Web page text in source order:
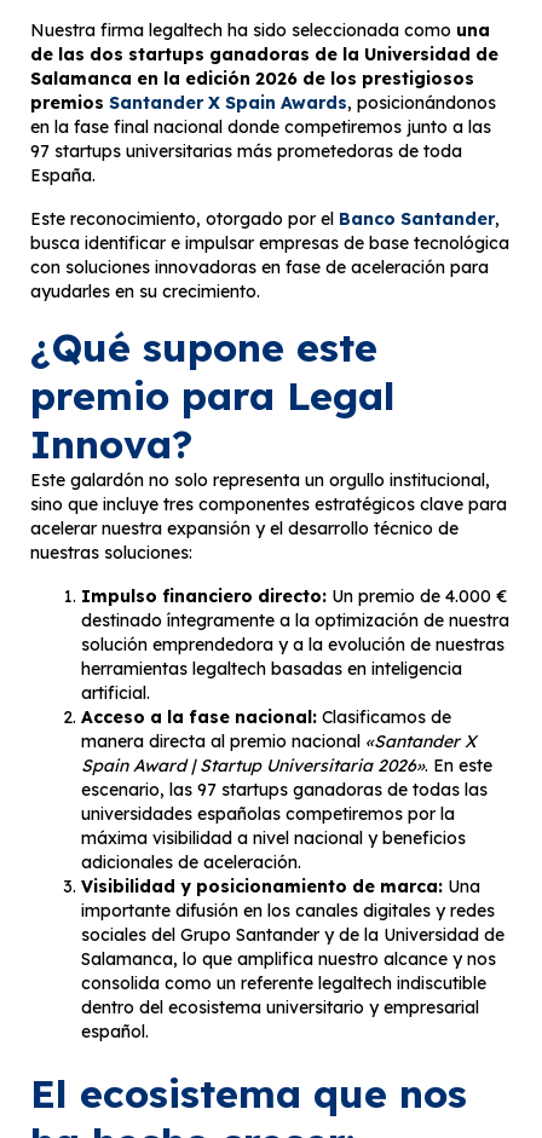
Nuestra firma legaltech ha sido seleccionada como una
de las dos startups ganadoras de la Universidad de
Salamanca en la edición 2026 de los prestigiosos
premios Santander X Spain Awards, posicionándonos
en la fase final nacional donde competiremos junto a las
97 startups universitarias más prometedoras de toda
España.
Este reconocimiento, otorgado por el Banco Santander,
busca identificar e impulsar empresas de base tecnológica
con soluciones innovadoras en fase de aceleración para
ayudarles en su crecimiento.
¿Qué supone este
premio para Legal
Innova?
Este galardón no solo representa un orgullo institucional,
sino que incluye tres componentes estratégicos clave para
acelerar nuestra expansión y el desarrollo técnico de
nuestras soluciones:
Impulso financiero directo: Un premio de 4.000 €
destinado íntegramente a la optimización de nuestra
solución emprendedora y a la evolución de nuestras
herramientas legaltech basadas en inteligencia
artificial.
Acceso a la fase nacional: Clasificamos de
manera directa al premio nacional «Santander X
Spain Award | Startup Universitaria 2026». En este
escenario, las 97 startups ganadoras de todas las
universidades españolas competiremos por la
máxima visibilidad a nivel nacional y beneficios
adicionales de aceleración.
Visibilidad y posicionamiento de marca: Una
importante difusión en los canales digitales y redes
sociales del Grupo Santander y de la Universidad de
Salamanca, lo que amplifica nuestro alcance y nos
consolida como un referente legaltech indiscutible
dentro del ecosistema universitario y empresarial
español.
El ecosistema que nos